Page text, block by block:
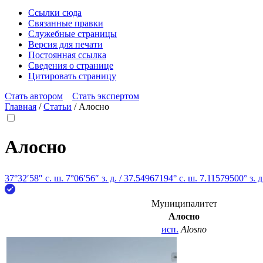
Ссылки сюда
Связанные правки
Служебные страницы
Версия для печати
Постоянная ссылка
Сведения о странице
Цитировать страницу
Стать автором
Стать экспертом
Главная /Статьи / Алосно
Алосно
37°32′58″ с. ш. 7°06′56″ з. д. /37.54967194° с. ш. 7.11579500° з.
Муниципалитет
Алосно
исп. Alosno